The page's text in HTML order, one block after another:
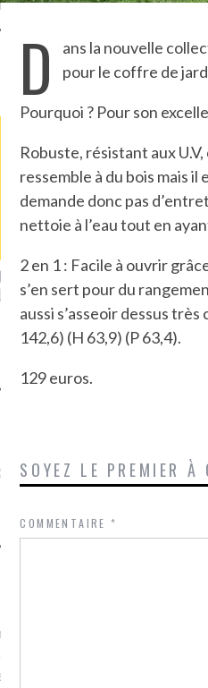
LA PHOTO
ATTACHÉS À LA
DE L’AMBASSADE
À PARIS. POURQUOI
? POUR QUI ?
UN
DE
SUR FACEBOOK
conquis mais en
D
ans la nouvelle
pour le coffre de
Pourquoi ? Pour son
Robuste, résistant aux
ressemble à du bois mais il
demande donc pas
nettoie à l’eau tout en
2 en 1 : Facile à ouvrir
s’en sert pour du
aussi s’asseoir dessus
142,6) (H 63,9) (P 63,4).
129 euros.
SOYEZ LE PREMIER À
COMMENTAIRE*